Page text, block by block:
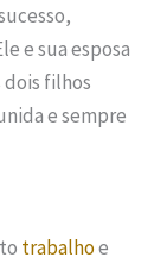
e sua esposa
dois filhos
e sempre
trabalhoe